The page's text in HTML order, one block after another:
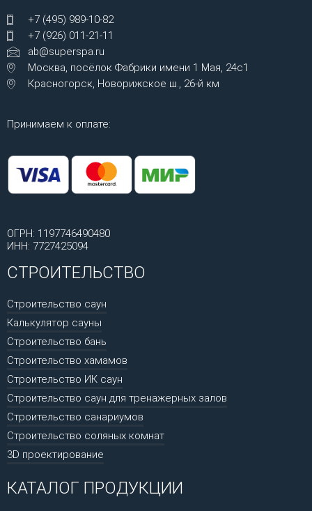
+7 (495) 989-10-82
+7 (926) 011-21-11
ab@superspa.ru
Москва, посёлок Фабрики имени 1 Мая, 24с1
Красногорск, Новорижское ш., 26-й км
Принимаем к оплате:
ОГРН: 1197746490480
ИНН: 7727425094
СТРОИТЕЛЬСТВО
Строительство саун
Калькулятор сауны
Строительство бань
Строительство хамамов
Строительство ИК саун
Строительство саун для тренажерных залов
Строительство санариумов
Строительство соляных комнат
3D проектирование
КАТАЛОГ ПРОДУКЦИИ